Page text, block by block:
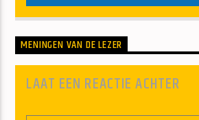
MENINGEN VAN DE LEZER
LAAT EEN REACTIE ACHTER